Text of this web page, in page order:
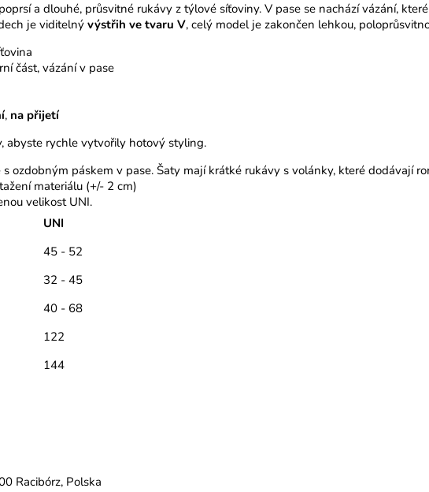
a dlouhé, průsvitné rukávy z týlové síťoviny. V pase se nachází vázání,
je viditelný výstřih ve tvaru V, celý model je zakončen lehkou,
část, vázání v pase
, na přijetí
rychle vytvořily hotový styling.
ozdobným páskem v pase. Šaty mají krátké rukávy s volánky, které dodávají
materiálu (+/- 2 cm)
velikost UNI.
UNI
45 - 52
32 - 45
40 - 68
122
144
Racibórz, Polska